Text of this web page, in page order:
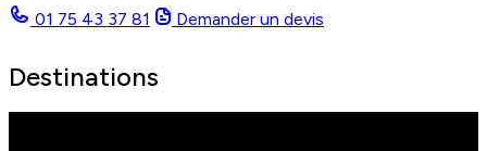
01 75 43 37 81 Demander un devis
Destinations